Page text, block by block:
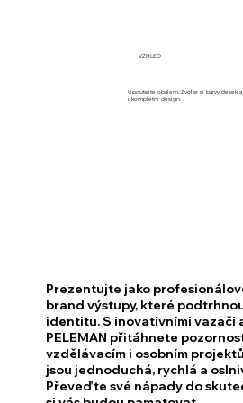
Upoutejte obalem. Zvolte si barvy desek a
i kompletní design.
VZHLED
Prezentujte jako
brand výstupy, které
identitu.S inovativními vazači
PELEMAN přitáhnete
vzdělávacím i osobním
jsou jednoduchá, rychlá a
Převeďte své nápady do